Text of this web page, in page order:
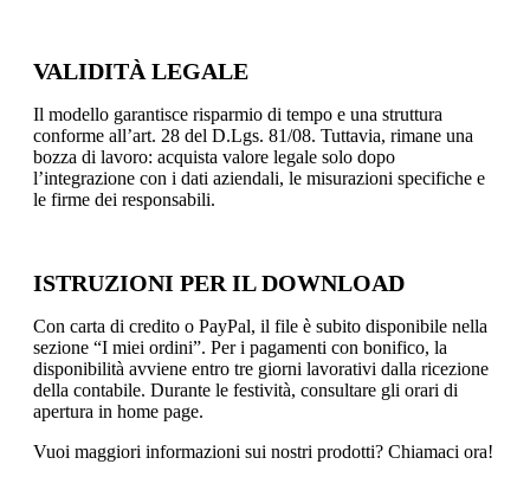
VALIDITÀ LEGALE
Il modello garantisce risparmio di tempo e una struttura
conforme all’art. 28 del D.Lgs. 81/08. Tuttavia, rimane una
bozza di lavoro: acquista valore legale solo dopo
l’integrazione con i dati aziendali, le misurazioni specifiche e
le firme dei responsabili.
ISTRUZIONI PER IL DOWNLOAD
Con carta di credito o PayPal, il file è subito disponibile nella
sezione “I miei ordini”. Per i pagamenti con bonifico, la
disponibilità avviene entro tre giorni lavorativi dalla ricezione
della contabile. Durante le festività, consultare gli orari di
apertura in home page.
Vuoi maggiori informazioni sui nostri prodotti? Chiamaci ora!